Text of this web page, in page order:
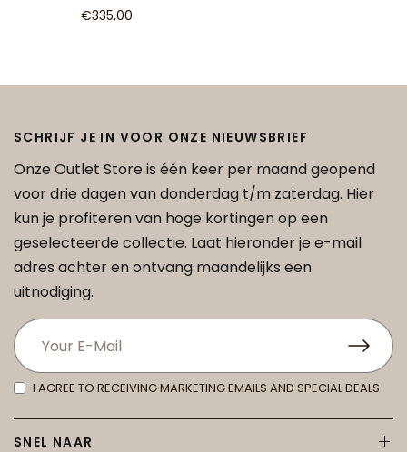
€335,00
SCHRIJF JE IN VOOR ONZE NIEUWSBRIEF
Onze Outlet Store is één keer per maand geopend
voor drie dagen van donderdag t/m zaterdag. Hier
kun je profiteren van hoge kortingen op een
geselecteerde collectie. Laat hieronder je e-mail
adres achter en ontvang maandelijks een
uitnodiging.
I AGREE TO RECEIVING MARKETING EMAILS AND SPECIAL DEALS
SNEL NAAR